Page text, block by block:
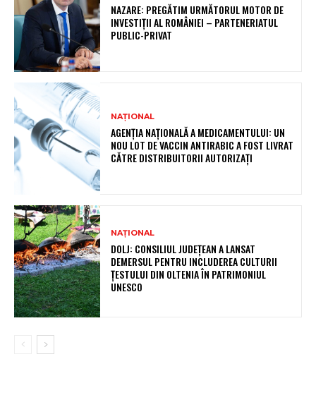
NAZARE: PREGĂTIM URMĂTORUL MOTOR DE
INVESTIȚII AL ROMÂNIEI – PARTENERIATUL
PUBLIC-PRIVAT
NAȚIONAL
AGENȚIA NAȚIONALĂ A MEDICAMENTULUI: UN
NOU LOT DE VACCIN ANTIRABIC A FOST LIVRAT
CĂTRE DISTRIBUITORII AUTORIZAȚI
NAȚIONAL
DOLJ: CONSILIUL JUDEȚEAN A LANSAT
DEMERSUL PENTRU INCLUDEREA CULTURII
ȚESTULUI DIN OLTENIA ÎN PATRIMONIUL
UNESCO